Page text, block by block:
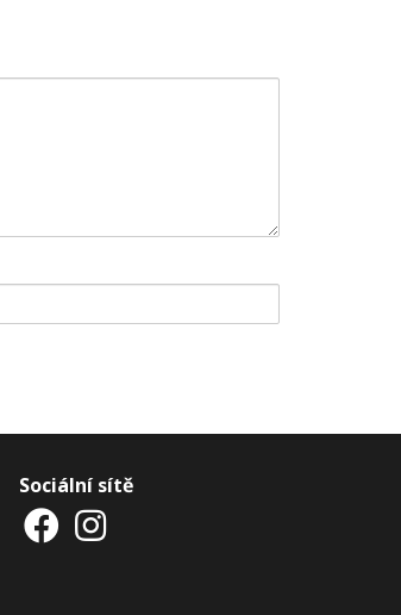
Sociální sítě